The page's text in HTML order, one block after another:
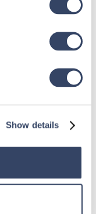
Show details